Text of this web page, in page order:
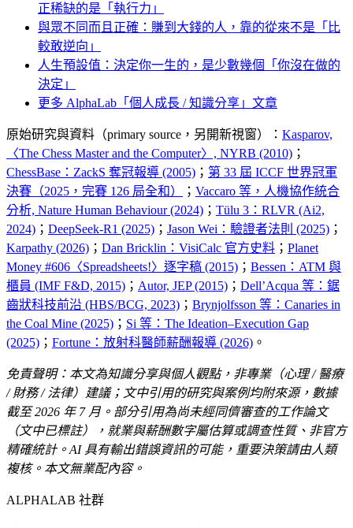
正稀缺的是「執行力」
與眾不同而且正確：賺到大錢的人，靠的從來不是「比
較敢逆向」
人生預設值：決定你一生的，是少數幾個「你沒在做的
決定」
更多 AlphaLab「個人成長 / 知識分享」文章
原始研究與資料（primary source，另開新視窗）： Kasparov,
〈The Chess Master and the Computer〉, NYRB (2010) ；
ChessBase：ZackS 奪冠報導 (2005) ； 第 33 屆 ICCF 世界冠軍
決賽（2025，完賽 126 局全和）
； Vaccaro 等，人機協作統合
分析, Nature Human Behaviour (2024) ； Tülu 3：RLVR (Ai2,
2024) ； DeepSeek-R1 (2025) ； Jason Wei：驗證者法則 (2025) ；
Karpathy (2026) ； Dan Bricklin：VisiCalc 官方史料 ； Planet
Money #606〈Spreadsheets!〉逐字稿 (2015) ； Bessen：ATM 與
櫃員 (IMF F&D, 2015) ； Autor, JEP (2015) ； Dell’Acqua 等：鋸
齒狀科技前沿 (HBS/BCG, 2023) ； Brynjolfsson 等：Canaries in
the Coal Mine (2025) ； Si 等：The Ideation–Execution Gap
(2025) ； Fortune：放射科醫師薪酬報導 (2026) 。
免責聲明：本文為知識分享與個人觀點，非專業（心理 / 醫療
/ 財務 / 法律）建議；文中引用的研究與案例均附來源，數據
截至 2026 年 7 月。部分引用為尚未經同儕審查的工作論文
（文中已標註），就業與薪酬數字屬估算或調查性質、非官方
精確統計。AI 具有輸出錯誤資訊的可能，重要決策請由人類
複核。本文無業配內容。
ALPHALAB 社群